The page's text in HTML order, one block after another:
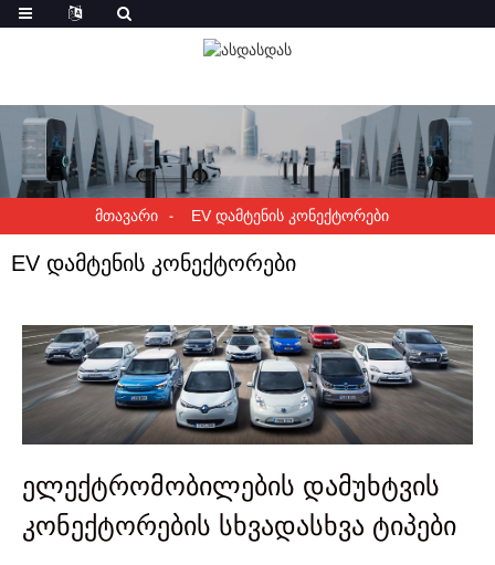
ᲛᲗᲐᲕᲐᲠᲘ EV ᲓᲐᲛᲢᲔᲜᲘᲡ ᲙᲝᲜᲔᲥᲢᲝᲠᲔᲑᲘ
EV დამტენის კონექტორები
ელექტრომობილების დამუხტვის
კონექტორების სხვადასხვა ტიპები